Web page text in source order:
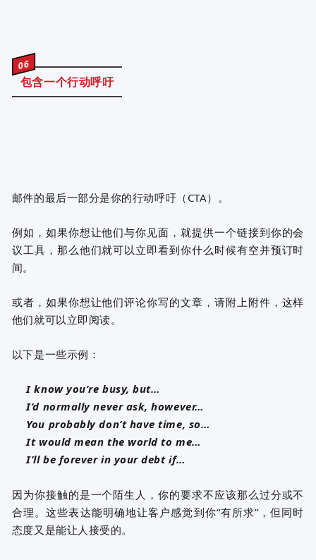
06
包含一个行动呼吁
邮件的最后一部分是你的行动呼吁（CTA）。
例如，如果你想让他们与你见面，就提供一个链接到你的会
议工具，那么他们就可以立即看到你什么时候有空并预订时
间。
或者，如果你想让他们评论你写的文章，请附上附件，这样
他们就可以立即阅读。
以下是一些示例：
I know you’re busy, but…
I’d normally never ask, however…
You probably don’t have time, so…
It would mean the world to me…
I’ll be forever in your debt if…
因为你接触的是一个陌生人，你的要求不应该那么过分或不
合理。这些表达能明确地让客户感觉到你“有所求”，但同时
态度又是能让人接受的。